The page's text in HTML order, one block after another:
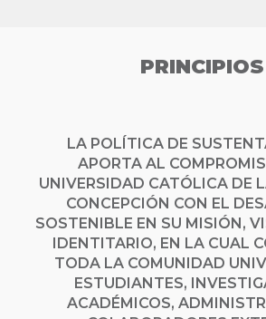
PRINCIPIOS
LA POLÍTICA DE
APORTA AL
UNIVERSIDAD CATÓLICA DE
CONCEPCIÓN CON EL
SOSTENIBLE EN SU MISIÓN,
IDENTITARIO, EN LA CUAL
TODA LA COMUNIDAD
ESTUDIANTES,
ACADÉMICOS,